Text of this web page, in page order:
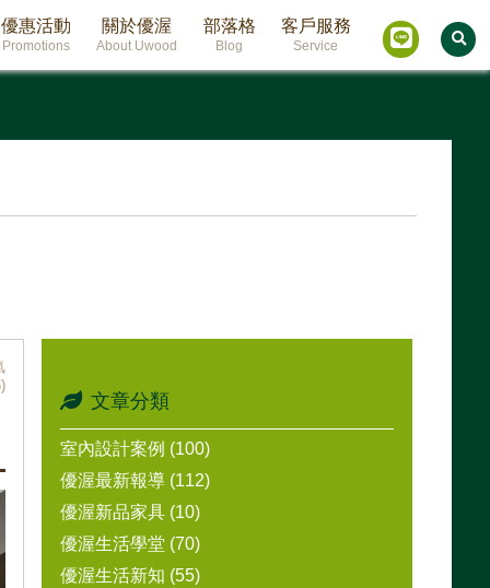
優惠活動
Promotions
關於優渥
About Uwood
部落格
Blog
客戶服務
Service
文章分類
室內設計案例 (100)
優渥最新報導 (112)
優渥新品家具 (10)
優渥生活學堂 (70)
優渥生活新知 (55)